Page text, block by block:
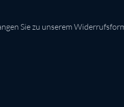
Sie zu unserem